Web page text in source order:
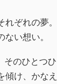
れぞれの夢
ない想い。
そのひとつ
傾け、かな